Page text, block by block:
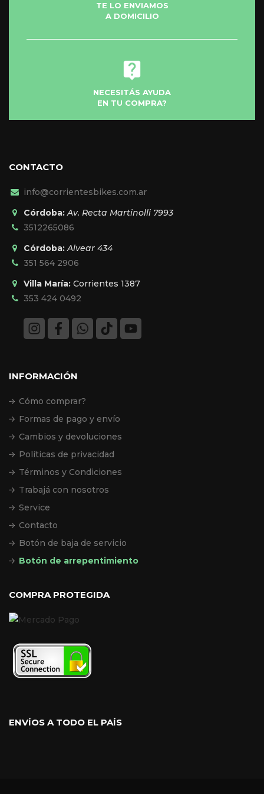
de
TE LO ENVIAMOS
A DOMICILIO
NECESITÁS AYUDA
EN TU COMPRA?
CONTACTO
info@corrientesbikes.com.ar
Córdoba:Av. Recta Martinolli 7993
3512265086
Córdoba:Alvear 434
351 564 2906
Villa María: Corrientes 1387
353 424 0492
INFORMACIÓN
Cómo comprar?
Formas de pago y envío
Cambios y devoluciones
Políticas de privacidad
Términos y Condiciones
Trabajá con nosotros
Service
Contacto
Botón de baja de servicio
Botón de arrepentimiento
COMPRA PROTEGIDA
ENVÍOS A TODO EL PAÍS